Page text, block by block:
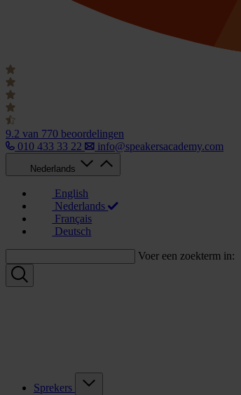
9.2 van 770 beoordelingen
010 433 33 22
info@speakersacademy.com
Nederlands
English
Nederlands
Français
Deutsch
Voer een zoekterm in:
Sprekers